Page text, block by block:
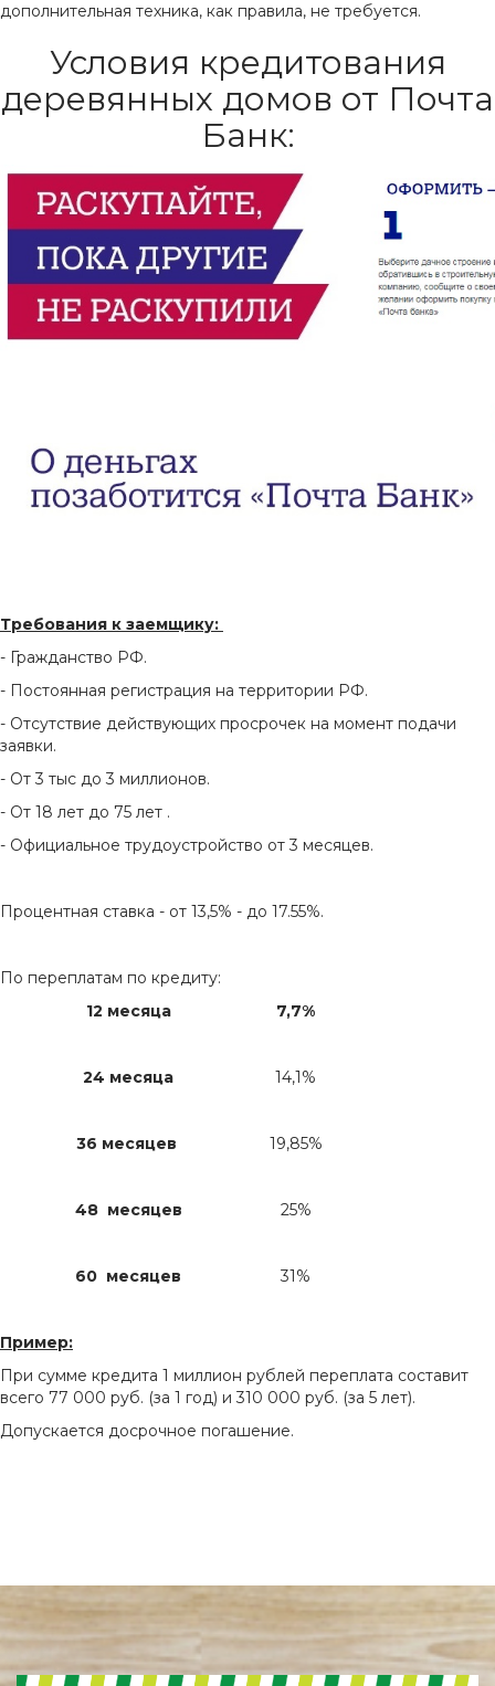
дополнительная техника, как правила, не требуется.
Условия кредитования
деревянных домов от Почта
Банк:
Требования к заемщику:
- Гражданство РФ.
- Постоянная регистрация на территории РФ.
- Отсутствие действующих просрочек на момент подачи
заявки.
- От 3 тыс до 3 миллионов.
- От 18 лет до 75 лет .
- Официальное трудоустройство от 3 месяцев.
Процентная ставка - от 13,5% - до 17.55%.
По переплатам по кредиту:
12 месяца
7,7%
24 месяца 14,1%
36 месяцев 19,85%
48 месяцев 25%
60 месяцев 31%
Пример:
При сумме кредита 1 миллион рублей переплата составит
всего 77 000 руб. (за 1 год) и 310 000 руб. (за 5 лет).
Допускается досрочное погашение.